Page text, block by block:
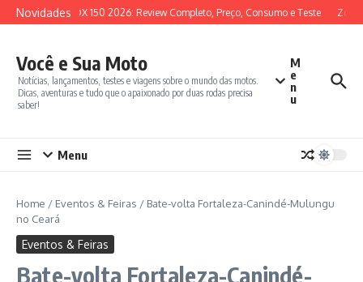
Ir para o conteúdo
Novidades
SYM ADX 150 2026: Review Completo, Preço, Consumo e Teste
Você e Sua Moto
Notícias, lançamentos, testes e viagens sobre o mundo das motos.
Dicas, aventuras e tudo que o apaixonado por duas rodas precisa
saber!
M
e
n
u
Menu
Home / Eventos & Feiras / Bate-volta Fortaleza-Canindé-Mulungu
no Ceará
Eventos & Feiras
Bate-volta Fortaleza-Canindé-